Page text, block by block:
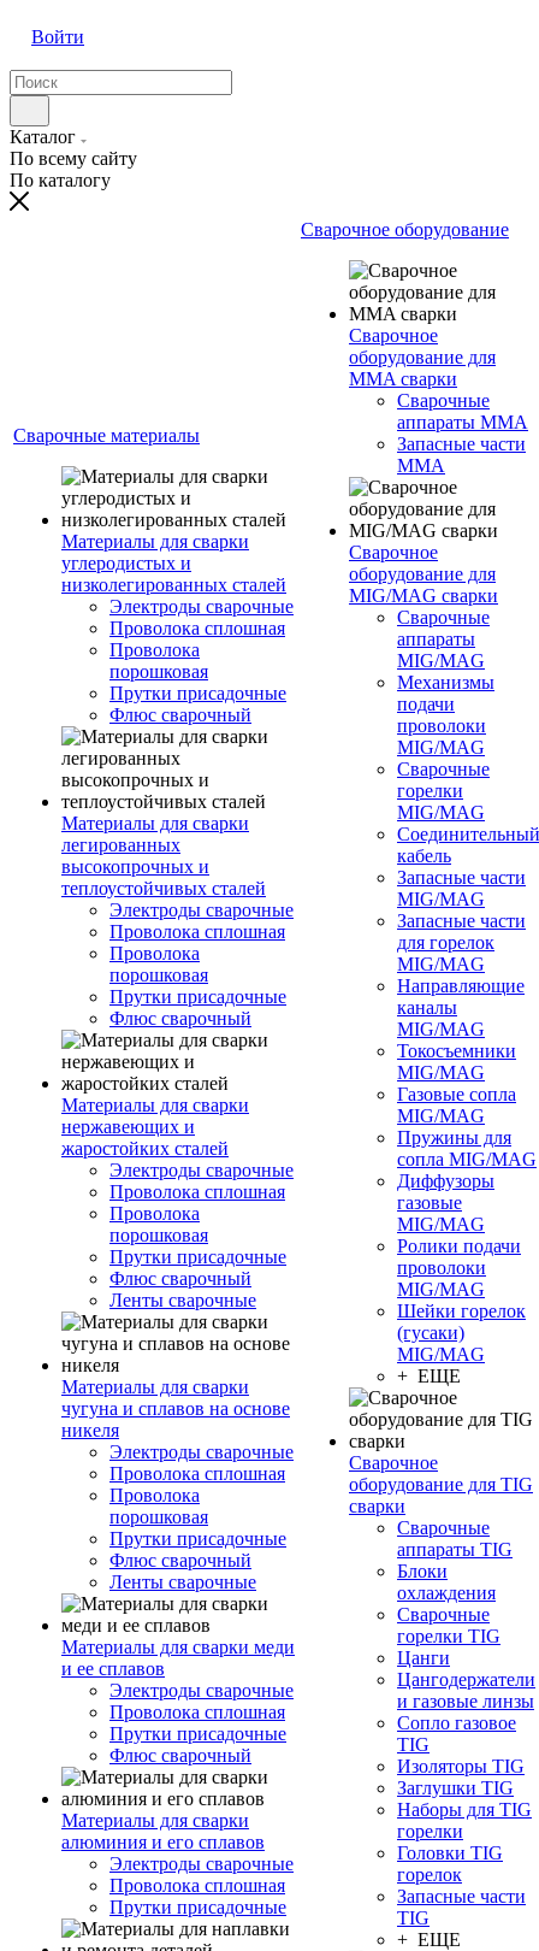
Войти
Каталог
По всему сайту
По каталогу
Сварочные материалы
Материалы для сварки
углеродистых и
низколегированных сталей
Электроды сварочные
Проволока сплошная
Проволока
порошковая
Прутки присадочные
Флюс сварочный
Материалы для сварки
легированных
высокопрочных и
теплоустойчивых сталей
Электроды сварочные
Проволока сплошная
Проволока
порошковая
Прутки присадочные
Флюс сварочный
Материалы для сварки
нержавеющих и
жаростойких сталей
Электроды сварочные
Проволока сплошная
Проволока
порошковая
Прутки присадочные
Флюс сварочный
Ленты сварочные
Материалы для сварки
чугуна и сплавов на основе
никеля
Электроды сварочные
Проволока сплошная
Проволока
порошковая
Прутки присадочные
Флюс сварочный
Ленты сварочные
Материалы для сварки меди
и ее сплавов
Электроды сварочные
Проволока сплошная
Прутки присадочные
Флюс сварочный
Материалы для сварки
алюминия и его сплавов
Электроды сварочные
Проволока сплошная
Прутки присадочные
Сварочное оборудование
Сварочное
оборудование для
MMA сварки
Сварочные
аппараты MMA
Запасные части
MMA
Сварочное
оборудование для
MIG/MAG сварки
Сварочные
аппараты
MIG/MAG
Механизмы
подачи
проволоки
MIG/MAG
Сварочные
горелки
MIG/MAG
Соединительный
кабель
Запасные части
MIG/MAG
Запасные части
для горелок
MIG/MAG
Направляющие
каналы
MIG/MAG
Токосъемники
MIG/MAG
Газовые сопла
MIG/MAG
Пружины для
сопла MIG/MAG
Диффузоры
газовые
MIG/MAG
Ролики подачи
проволоки
MIG/MAG
Шейки горелок
(гусаки)
MIG/MAG
+ ЕЩЕ
Сварочное
оборудование для TIG
сварки
Сварочные
аппараты TIG
Блоки
охлаждения
Сварочные
горелки TIG
Цанги
Цангодержатели
и газовые линзы
Сопло газовое
TIG
Изоляторы TIG
Заглушки TIG
Наборы для TIG
горелки
Головки TIG
горелок
Запасные части
TIG
+ ЕЩЕ